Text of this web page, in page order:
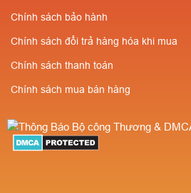
Chính sách bảo hành
Chính sách đổi trả hàng hóa khi mua
Chính sách thanh toán
Chính sách mua bán hàng